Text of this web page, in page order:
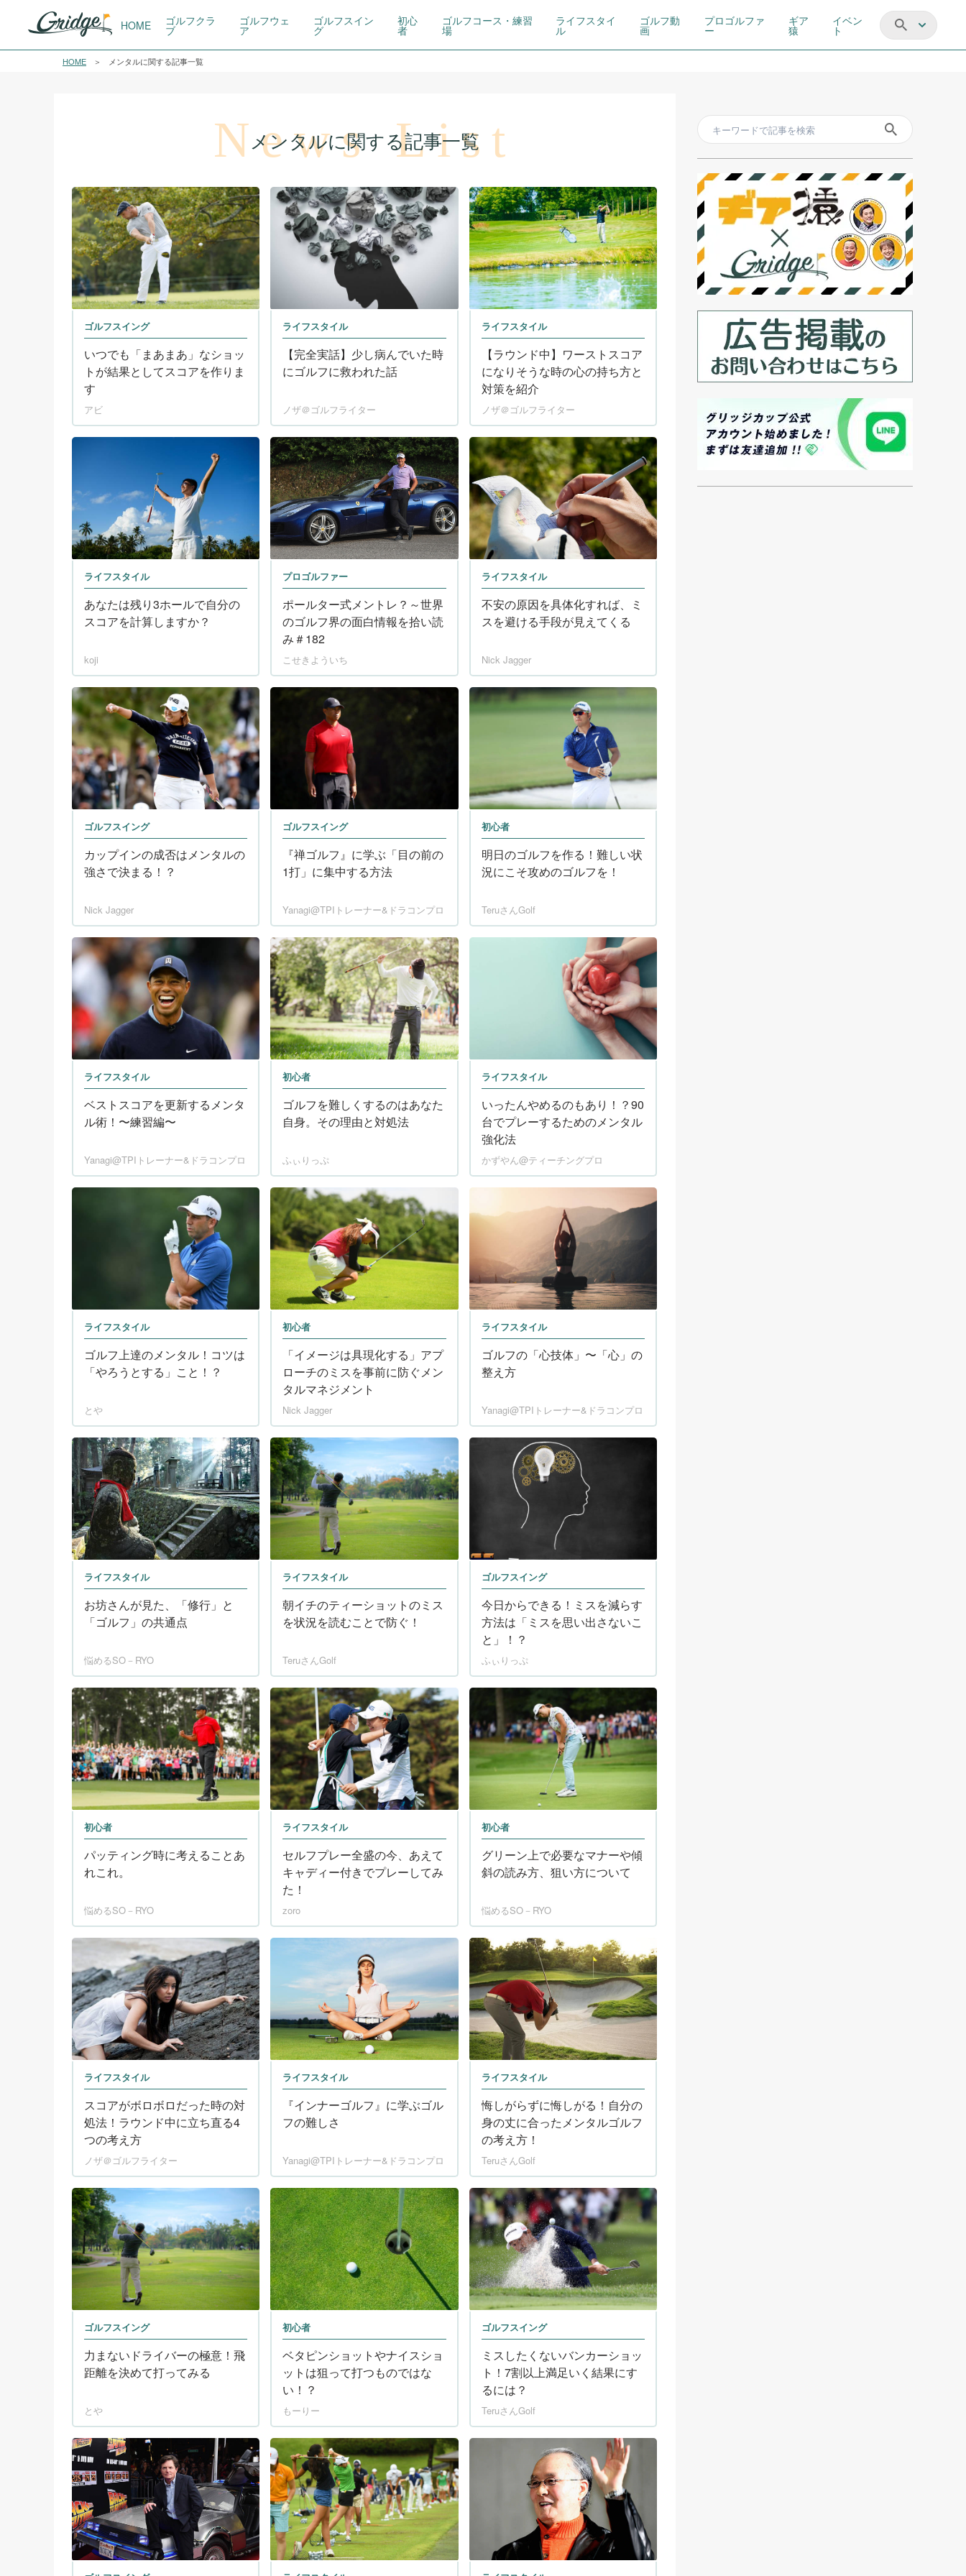
HOME ゴルフクラ
ブ
ゴルフウェ
ア
ゴルフスイン
グ
初心
者
ゴルフコース・練習
場
ライフスタイ
ル
ゴルフ動
画
プロゴルファ
ー
ギア
猿
イベン
ト
HOME メンタルに関する記事一覧
メンタルに関する記事一覧
News List
ゴルフスイング
いつでも「まあまあ」なショッ
トが結果としてスコアを作りま
す
アビ
ライフスタイル
【完全実話】少し病んでいた時
にゴルフに救われた話
ノザ＠ゴルフライター
ライフスタイル
【ラウンド中】ワーストスコア
になりそうな時の心の持ち方と
対策を紹介
ノザ＠ゴルフライター
ライフスタイル
あなたは残り3ホールで自分の
スコアを計算しますか？
koji
プロゴルファー
ポールター式メントレ？～世界
のゴルフ界の面白情報を拾い読
み＃182
こせきよういち
ライフスタイル
不安の原因を具体化すれば、ミ
スを避ける手段が見えてくる
Nick Jagger
ゴルフスイング
カップインの成否はメンタルの
強さで決まる！？
Nick Jagger
ゴルフスイング
『禅ゴルフ』に学ぶ「目の前の
1打」に集中する方法
Yanagi@TPIトレーナー&ドラコンプロ
初心者
明日のゴルフを作る！難しい状
況にこそ攻めのゴルフを！
TeruさんGolf
ライフスタイル
ベストスコアを更新するメンタ
ル術！〜練習編〜
Yanagi@TPIトレーナー&ドラコンプロ
初心者
ゴルフを難しくするのはあなた
自身。その理由と対処法
ふぃりっぷ
ライフスタイル
いったんやめるのもあり！？90
台でプレーするためのメンタル
強化法
かずやん@ティーチングプロ
ライフスタイル
ゴルフ上達のメンタル！コツは
「やろうとする」こと！？
とや
初心者
「イメージは具現化する」アプ
ローチのミスを事前に防ぐメン
タルマネジメント
Nick Jagger
ライフスタイル
ゴルフの「心技体」〜「心」の
整え方
Yanagi@TPIトレーナー&ドラコンプロ
ライフスタイル
お坊さんが見た、「修行」と
「ゴルフ」の共通点
悩めるSO－RYO
ライフスタイル
朝イチのティーショットのミス
を状況を読むことで防ぐ！
TeruさんGolf
ゴルフスイング
今日からできる！ミスを減らす
方法は「ミスを思い出さないこ
と」！？
ふぃりっぷ
初心者
パッティング時に考えることあ
れこれ。
悩めるSO－RYO
ライフスタイル
セルフプレー全盛の今、あえて
キャディー付きでプレーしてみ
た！
zoro
初心者
グリーン上で必要なマナーや傾
斜の読み方、狙い方について
悩めるSO－RYO
ライフスタイル
スコアがボロボロだった時の対
処法！ラウンド中に立ち直る4
つの考え方
ノザ＠ゴルフライター
ライフスタイル
『インナーゴルフ』に学ぶゴル
フの難しさ
Yanagi@TPIトレーナー&ドラコンプロ
ライフスタイル
悔しがらずに悔しがる！自分の
身の丈に合ったメンタルゴルフ
の考え方！
TeruさんGolf
ゴルフスイング
力まないドライバーの極意！飛
距離を決めて打ってみる
とや
初心者
ベタピンショットやナイスショ
ットは狙って打つものではな
い！？
もーりー
ゴルフスイング
ミスしたくないバンカーショッ
ト！7割以上満足いく結果にす
るには？
TeruさんGolf